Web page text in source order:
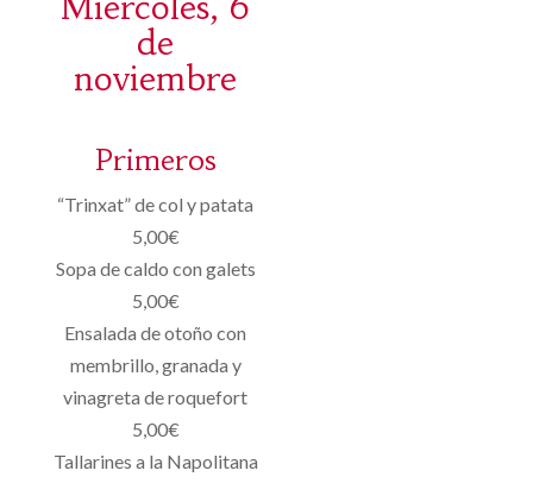
de
noviembre
Primeros
“Trinxat” de col y patata
5,00€
Sopa de caldo con galets
5,00€
Ensalada de otoño con
membrillo, granada y
vinagreta de roquefort
5,00€
Tallarines a la Napolitana